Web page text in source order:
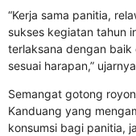
“Kerja sama panitia,
sukses kegiatan tahun
terlaksana dengan
sesuai harapan,”
Semangat gotong
Kanduang yang
konsumsi bagi panitia,